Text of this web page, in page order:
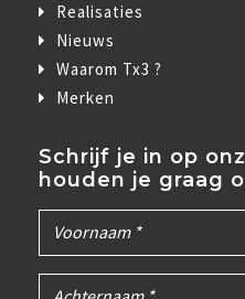
Realisaties
Nieuws
Waarom Tx3 ?
Merken
Schrijf je in op
houden je graag